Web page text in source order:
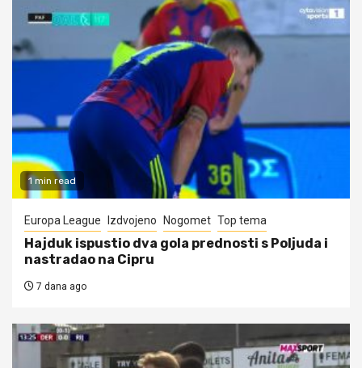
1 min read
Europa League Izdvojeno Nogomet Top tema
Hajduk ispustio dva gola prednosti s Poljuda i
nastradao na Cipru
7 dana ago